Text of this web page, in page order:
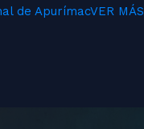
de ApurímacVER MÁS